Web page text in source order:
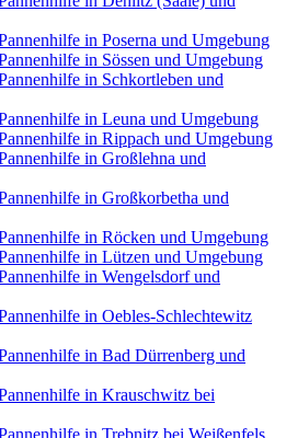
in Poserna und Umgebung
in Sössen und Umgebung
in Schkortleben und
in Leuna und Umgebung
in Rippach und Umgebung
in Großlehna und
in Großkorbetha und
in Röcken und Umgebung
in Lützen und Umgebung
in Wengelsdorf und
in Oebles-Schlechtewitz
in Bad Dürrenberg und
in Krauschwitz bei
in Trebnitz bei Weißenfels